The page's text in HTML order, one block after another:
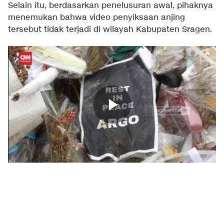
Selain itu, berdasarkan penelusuran awal, pihaknya
menemukan bahwa video penyiksaan anjing
tersebut tidak terjadi di wilayah Kabupaten Sragen.